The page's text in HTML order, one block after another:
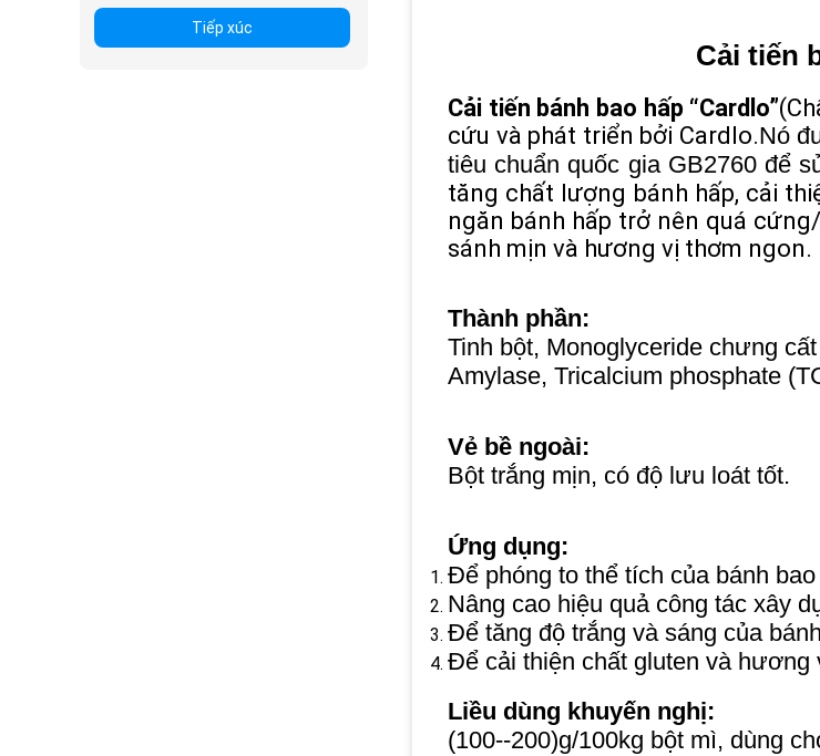
Tiếp xúc
Cải tiến
Cải tiến bánh bao hấp “Cardlo”
cứu và phát triển bởi Cardlo.Nó
tiêu chuẩn quốc gia GB2760 để
tăng chất lượng bánh hấp, cải
ngăn bánh hấp trở nên quá
sánh mịn và hương vị thơm ngon.
Thành phần:
Tinh bột, Monoglyceride chưng
Amylase, Tricalcium phosphate
Vẻ bề ngoài:
Bột trắng mịn, có độ lưu loát tốt.
Ứng dụng:
Để phóng to thể tích của bánh
Nâng cao hiệu quả công tác xây
Để tăng độ trắng và sáng của
Để cải thiện chất gluten và hương
Liều dùng khuyến nghị:
(100--200)g/100kg bột mì, dùng